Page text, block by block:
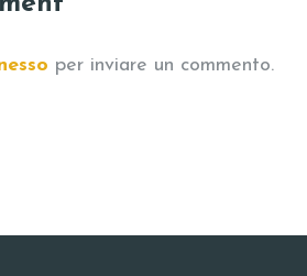
per inviare un commento.